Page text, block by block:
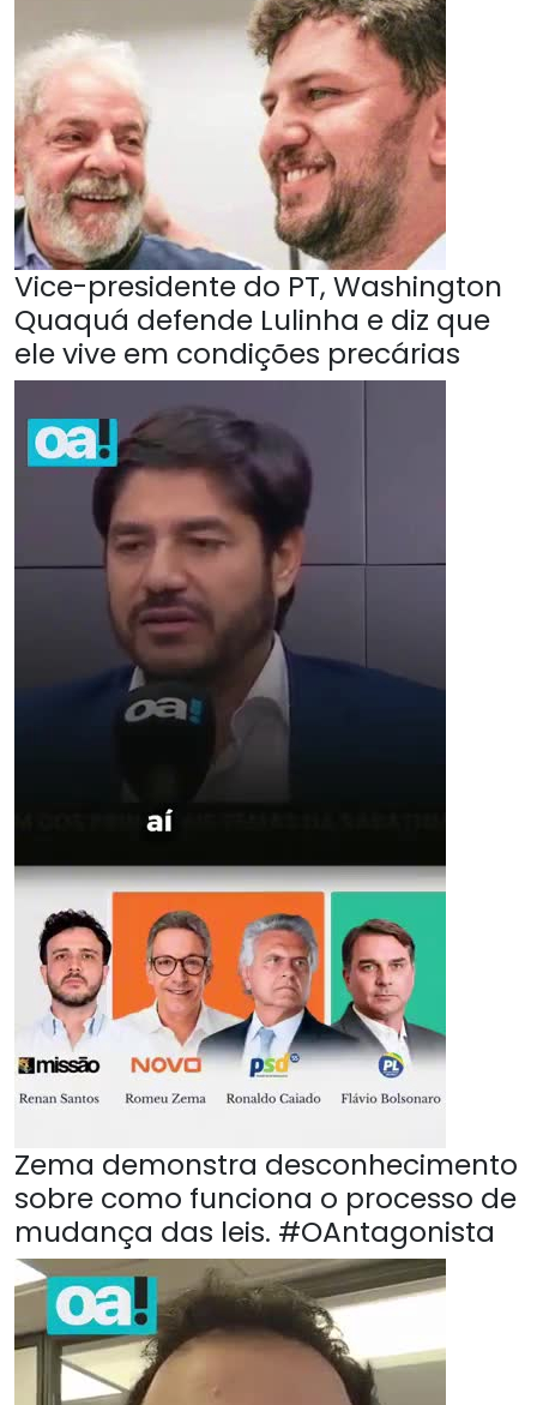
Vice-presidente do PT, Washington
Quaquá defende Lulinha e diz que
ele vive em condições precárias
Zema demonstra desconhecimento
sobre como funciona o processo de
mudança das leis. #OAntagonista